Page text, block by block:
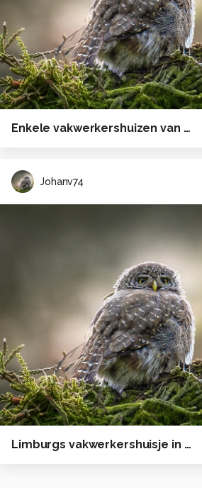
Enkele vakwerkershuizen van Schweiberg
Johanv74
Limburgs vakwerkershuisje in Noorbeek